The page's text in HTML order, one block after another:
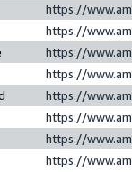
https://
https://
https://
https://
https://
https://
https://
https://